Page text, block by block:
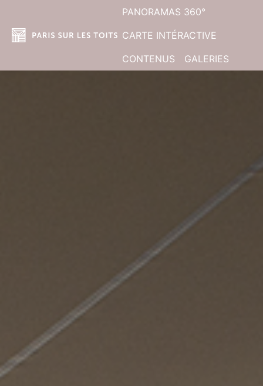
PANORAMAS 360°
CARTE INTÉRACTIVE
CONTENUS
GALERIES